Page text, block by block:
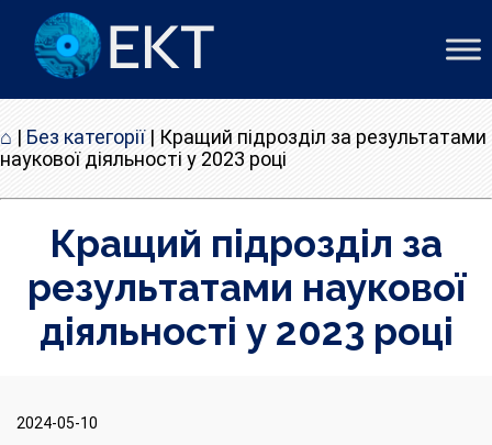
⌂ | Без категорії| Кращий підрозділ за результатами
наукової діяльності у 2023 році
Кращий підрозділ за
результатами наукової
діяльності у 2023 році
2024-05-10